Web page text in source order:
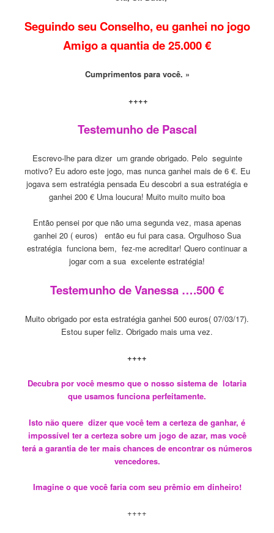
Seguindo seu Conselho, eu ganhei no jogo
Amigo a quantia de 25.000 €
Cumprimentos para você. »
++++
Testemunho de Pascal
Escrevo-lhe para dizer um grande obrigado. Pelo seguinte
motivo? Eu adoro este jogo, mas nunca ganhei mais de 6 €. Eu
jogava sem estratégia pensada Eu descobri a sua estratégia e
ganhei 200 € Uma loucura! Muito muito muito boa
Então pensei por que não uma segunda vez, masa apenas
ganhei 20 ( euros) então eu fui para casa. Orgulhoso Sua
estratégia funciona bem, fez-me acreditar! Quero continuar a
jogar com a sua excelente estratégia!
Testemunho de Vanessa ….500 €
Muito obrigado por esta estratégia ganhei 500 euros( 07/03/17).
Estou super feliz. Obrigado mais uma vez.
++++
Decubra por você mesmo que o nosso sistema de lotaria
que usamos funciona perfeitamente.
Isto não quere dizer que você tem a certeza de ganhar, é
impossível ter a certeza sobre um jogo de azar, mas você
terá a garantia de ter mais chances de encontrar os números
vencedores.
Imagine o que você faria com seu prêmio em dinheiro!
++++